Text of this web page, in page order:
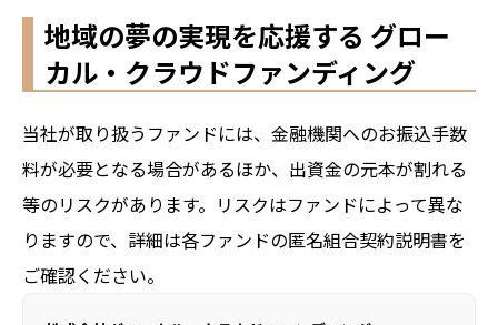
地域の夢の実現を応援する グロー
カル・クラウドファンディング
当社が取り扱うファンドには、金融機関へのお振込手数
料が必要となる場合があるほか、出資金の元本が割れる
等のリスクがあります。リスクはファンドによって異な
りますので、詳細は各ファンドの匿名組合契約説明書を
ご確認ください。